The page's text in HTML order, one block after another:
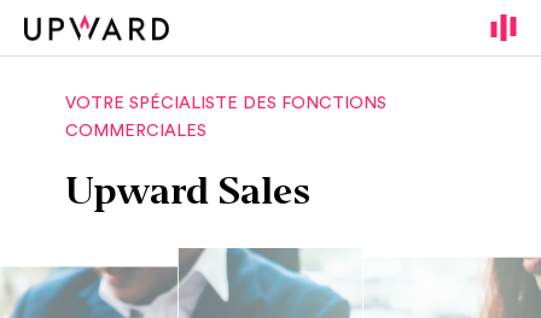
VOTRE SPÉCIALISTE DES FONCTIONS
COMMERCIALES
Upward Sales